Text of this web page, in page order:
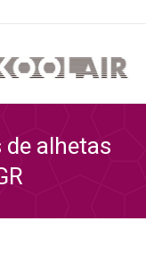
alhetas